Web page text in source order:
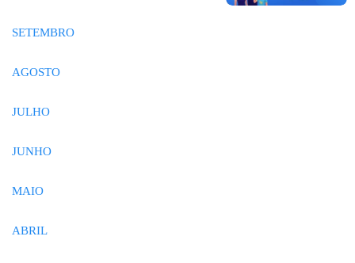
SETEMBRO
AGOSTO
JULHO
JUNHO
MAIO
ABRIL